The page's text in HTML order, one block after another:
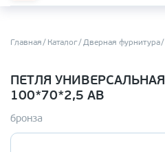
Главная Каталог Дверная фурнитура
ПЕТЛЯ УНИВЕРСАЛЬНАЯ
100*70*2,5 AB
бронза